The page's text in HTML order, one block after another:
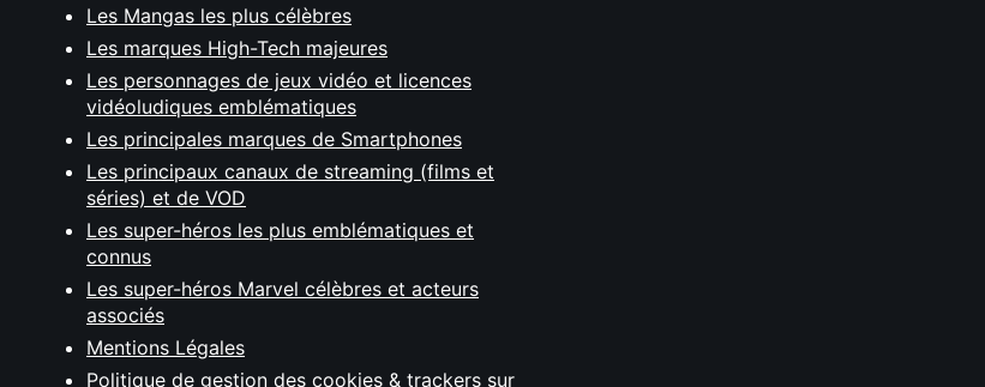
Les Mangas les plus célèbres
Les marques High-Tech majeures
Les personnages de jeux vidéo et licences
vidéoludiques emblématiques
Les principales marques de Smartphones
Les principaux canaux de streaming (films et
séries) et de VOD
Les super-héros les plus emblématiques et
connus
Les super-héros Marvel célèbres et acteurs
associés
Mentions Légales
Politique de gestion des cookies & trackers sur